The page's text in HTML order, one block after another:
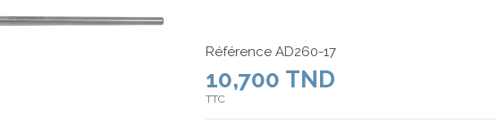
Référence AD260-17
10,700 TND
TTC